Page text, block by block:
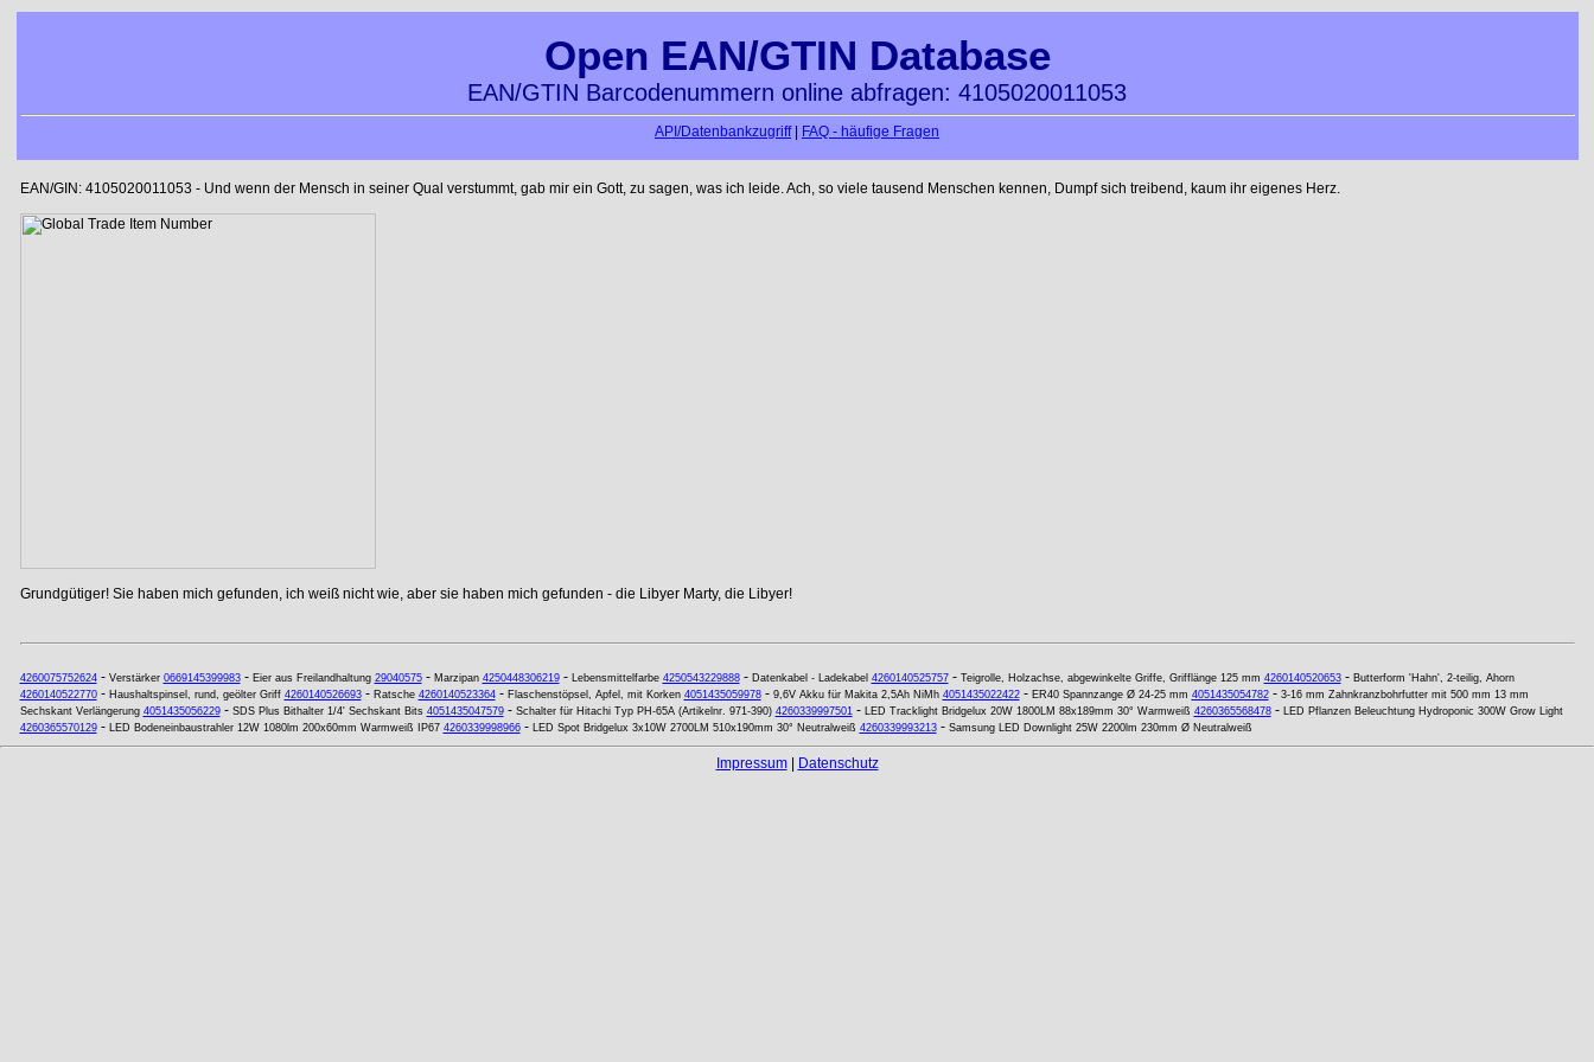
Open EAN/GTIN Database
EAN/GTIN Barcodenummern online abfragen: 4105020011053
API/Datenbankzugriff| FAQ - häufige Fragen
EAN/GIN: 4105020011053 - Und wenn der Mensch in seiner Qual verstummt, gab mir ein Gott, zu sagen, was ich leide. Ach, so viele tausend Menschen kennen, Dumpf sich treibend, kaum ihr eigenes Herz.
Grundgütiger! Sie haben mich gefunden, ich weiß nicht wie, aber sie haben mich gefunden - die Libyer Marty, die Libyer!
4260075752624- Verstärker 0669145399983- Eier aus Freilandhaltung 29040575- Marzipan 4250448306219- Lebensmittelfarbe 4250543229888- Datenkabel - Ladekabel 4260140525757- Teigrolle, Holzachse, abgewinkelte Griffe, Grifflänge 125 mm 4260140520653- Butterform 'Hahn', 2-teilig, Ahorn
4260140522770- Haushaltspinsel, rund, geölter Griff 4260140526693- Ratsche 4260140523364- Flaschenstöpsel, Apfel, mit Korken 4051435059978- 9,6V Akku für Makita 2,5Ah NiMh 4051435022422- ER40 Spannzange Ø 24-25 mm 4051435054782- 3-16 mm Zahnkranzbohrfutter mit 500 mm 13 mm
Sechskant Verlängerung 4051435056229- SDS Plus Bithalter 1/4' Sechskant Bits 4051435047579- Schalter für Hitachi Typ PH-65A (Artikelnr. 971-390) 4260339997501- LED Tracklight Bridgelux 20W 1800LM 88x189mm 30° Warmweiß 4260365568478- LED Pflanzen Beleuchtung Hydroponic 300W Grow Light
4260365570129- LED Bodeneinbaustrahler 12W 1080lm 200x60mm Warmweiß IP67 4260339998966- LED Spot Bridgelux 3x10W 2700LM 510x190mm 30° Neutralweiß 4260339993213- Samsung LED Downlight 25W 2200lm 230mm Ø Neutralweiß
Impressum| Datenschutz